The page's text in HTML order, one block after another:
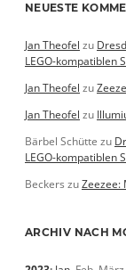
NEUESTE
Jan Theofel zu
LEGO-kompatiblen
Jan Theofel zu
Jan Theofel zu
Bärbel Schütte zu
LEGO-kompatiblen
Beckers zuZeezee:
ARCHIV NACH